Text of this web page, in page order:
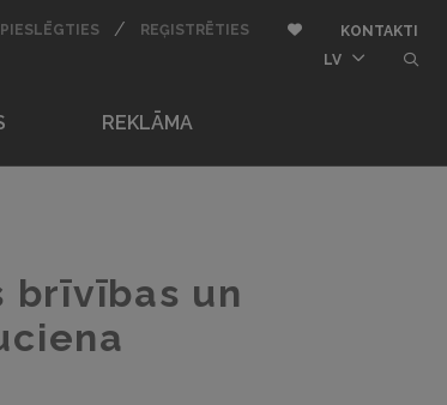
PIESLĒGTIESAUTORIZĒTIES
/ REĢISTRĒTIESREĢISTRĒTIESPievienot pie iemīļota
KONTAKTI
LV
REKLĀMA
brīvības un